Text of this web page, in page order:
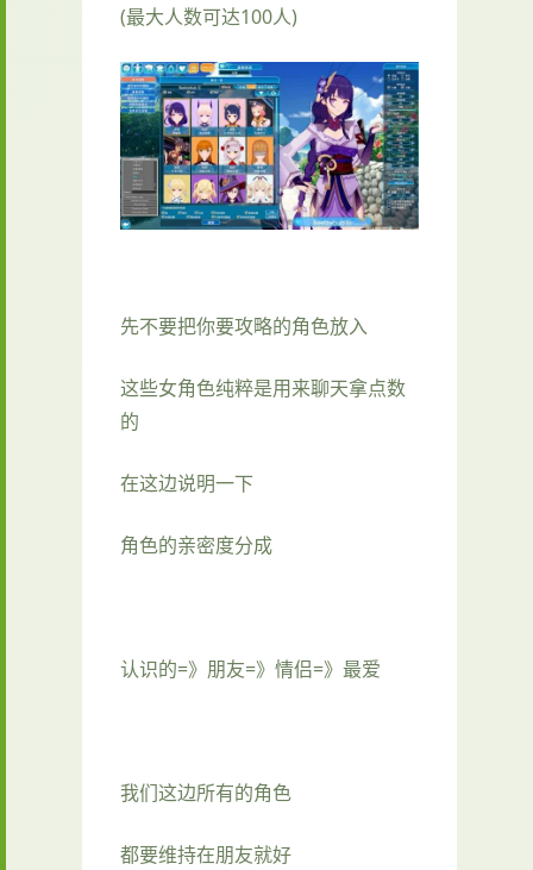
(最大人数可达100人)
先不要把你要攻略的角色放入
这些女角色纯粹是用来聊天拿点数
的
在这边说明一下
角色的亲密度分成
认识的=》朋友=》情侣=》最爱
我们这边所有的角色
都要维持在朋友就好